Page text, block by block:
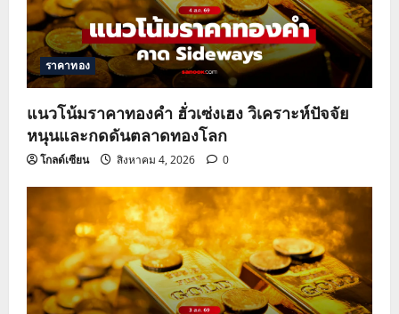
ราคาทอง
แนวโน้มราคาทองคำ ฮั่วเซ่งเฮง วิเคราะห์ปัจจัย
หนุนและกดดันตลาดทองโลก
โกลด์เซียน สิงหาคม 4, 2026 0